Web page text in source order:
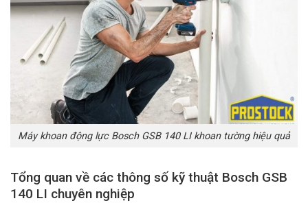
Máy khoan động lực Bosch GSB 140 LI khoan tường hiệu quả
Tổng quan về các thông số kỹ thuật Bosch GSB
140 LI chuyên nghiệp